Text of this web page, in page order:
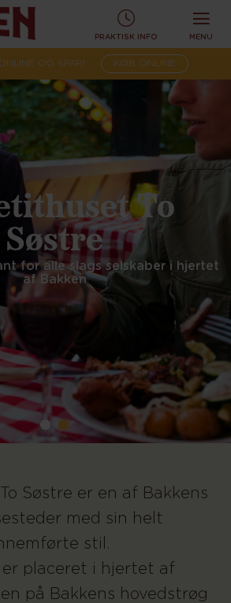
To
Søstre
for alle slags selskaber i hjertet
af Bakken
Søstre er en af Bakkens
med sin helt
stil.
placeret i hjertet af
på Bakkens hovedstrøg
PRAKTISK INFO MENU
OG SPAR! KØB ONLINE